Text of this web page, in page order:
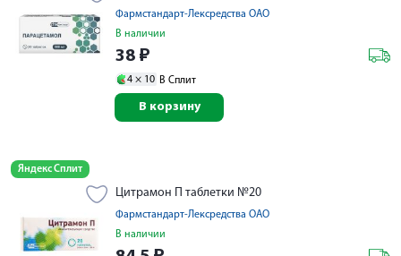
Фармстандарт-Лексредства ОАО
В наличии
38 ₽
4 × 10 В Сплит
В корзину
Яндекс Сплит
Цитрамон П таблетки №20
Фармстандарт-Лексредства ОАО
В наличии